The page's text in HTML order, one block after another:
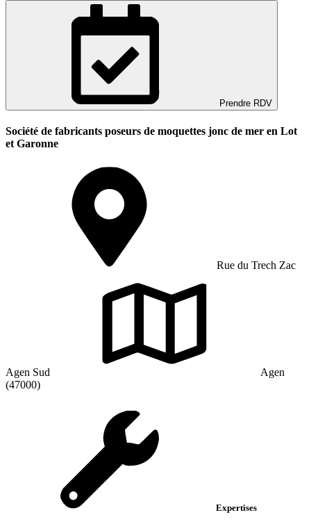
Prendre RDV
Société de fabricants poseurs de moquettes jonc de mer en Lot
et Garonne
Rue du Trech Zac
Agen Sud
Agen
(47000)
Expertises